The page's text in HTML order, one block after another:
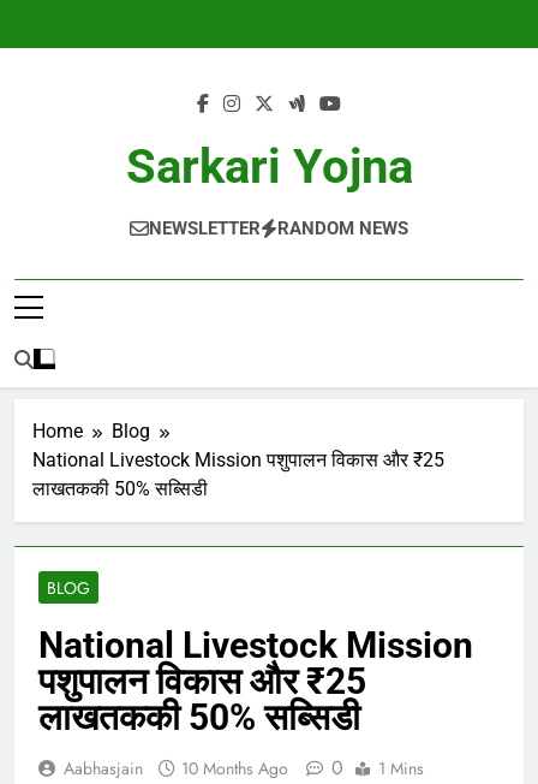
Sarkari Yojna
NEWSLETTER RANDOM NEWS
Home
Blog
National Livestock Mission पशुपालन विकास और ₹25
लाखतककी 50% सब्सिडी
BLOG
National Livestock Mission
पशुपालन विकास और ₹25
लाखतककी 50% सब्सिडी
Aabhasjain 10 Months Ago 0 1 Mins